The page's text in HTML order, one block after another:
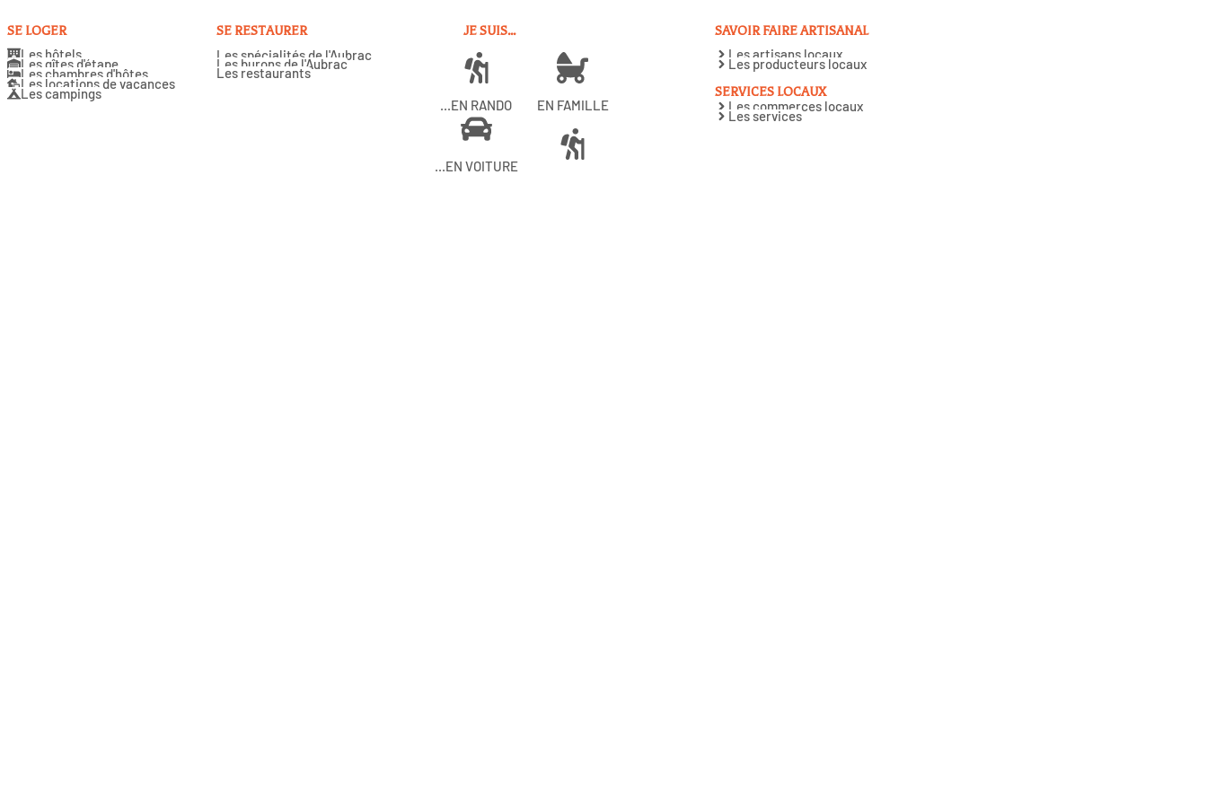
JE SUIS...
...EN RANDO EN FAMILLE
...EN VOITURE
SAVOIR FAIRE ARTISANAL
Les artisans locaux
Les producteurs locaux
SERVICES LOCAUX
Les commerces locaux
Les services
SE LOGER
Les hôtels
Les gîtes d'étape
Les chambres d'hôtes
Les locations de vacances
Les campings
SE RESTAURER
Les spécialités de l'Aubrac
Les burons de l'Aubrac
Les restaurants